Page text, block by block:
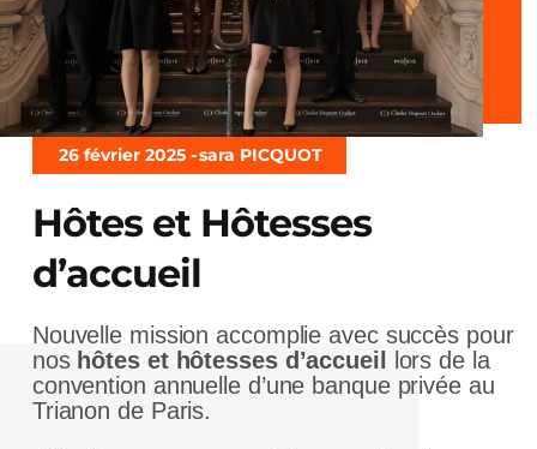
26 février 2025 -sara PICQUOT
Hôtes et Hôtesses
d’accueil
Nouvelle mission accomplie avec succès pour
nos hôtes et hôtesses d’accueil
lors de la
convention annuelle d’une banque privée au
Trianon de Paris.